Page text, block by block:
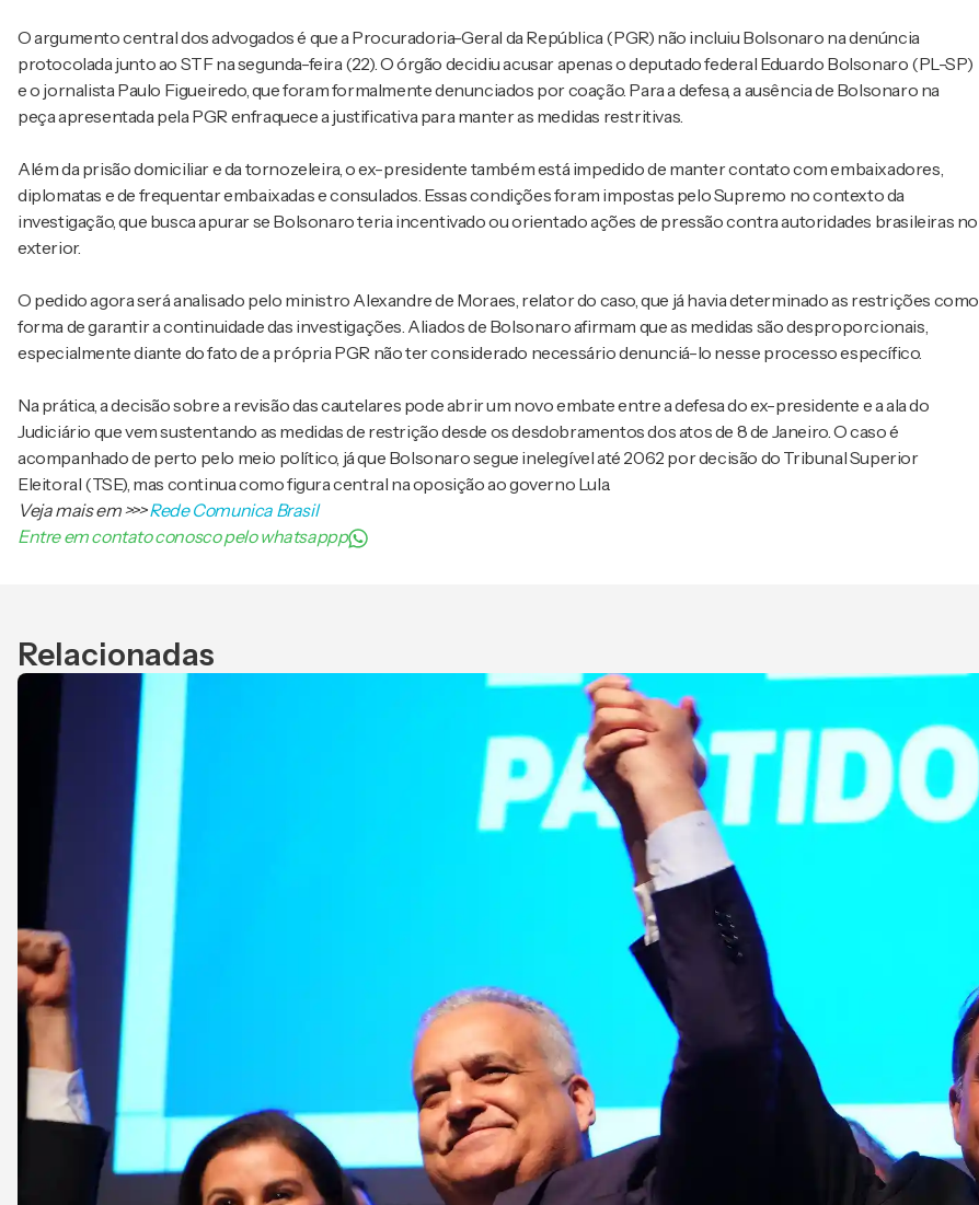
O argumento central dos advogados é que a Procuradoria-Geral da República (PGR) não incluiu Bolsonaro na denúncia
protocolada junto ao STF na segunda-feira (22). O órgão decidiu acusar apenas o deputado federal Eduardo Bolsonaro (PL-SP)
e o jornalista Paulo Figueiredo, que foram formalmente denunciados por coação. Para a defesa, a ausência de Bolsonaro na
peça apresentada pela PGR enfraquece a justificativa para manter as medidas restritivas.
Além da prisão domiciliar e da tornozeleira, o ex-presidente também está impedido de manter contato com embaixadores,
diplomatas e de frequentar embaixadas e consulados. Essas condições foram impostas pelo Supremo no contexto da
investigação, que busca apurar se Bolsonaro teria incentivado ou orientado ações de pressão contra autoridades brasileiras no
exterior.
O pedido agora será analisado pelo ministro Alexandre de Moraes, relator do caso, que já havia determinado as restrições como
forma de garantir a continuidade das investigações. Aliados de Bolsonaro afirmam que as medidas são desproporcionais,
especialmente diante do fato de a própria PGR não ter considerado necessário denunciá-lo nesse processo específico.
Na prática, a decisão sobre a revisão das cautelares pode abrir um novo embate entre a defesa do ex-presidente e a ala do
Judiciário que vem sustentando as medidas de restrição desde os desdobramentos dos atos de 8 de Janeiro. O caso é
acompanhado de perto pelo meio político, já que Bolsonaro segue inelegível até 2062 por decisão do Tribunal Superior
Eleitoral (TSE), mas continua como figura central na oposição ao governo Lula.
Veja mais em>>>Rede Comunica Brasil
Entre em contato conosco pelo whatsappp
Relacionadas